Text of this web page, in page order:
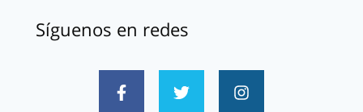
Síguenos en redes